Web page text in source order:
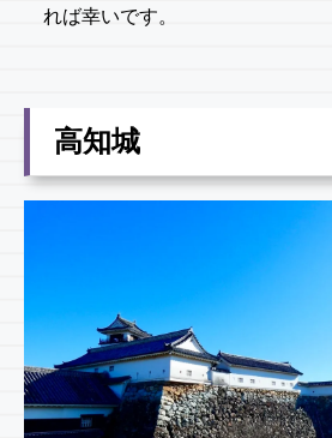
れば幸いです。
高知城